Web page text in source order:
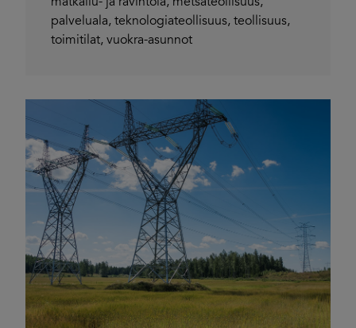
palveluala, teknologiateollisuus, teollisuus,
toimitilat, vuokra-asunnot